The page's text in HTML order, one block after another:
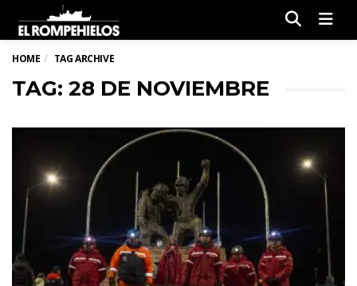
HOME TAG ARCHIVE
TAG: 28 DE NOVIEMBRE